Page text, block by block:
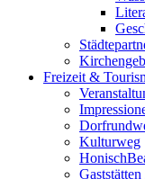
Freizeit &
Kulturweg